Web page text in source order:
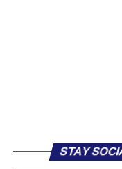
«Ο Α.Ο. Σαρωνικός
STAY